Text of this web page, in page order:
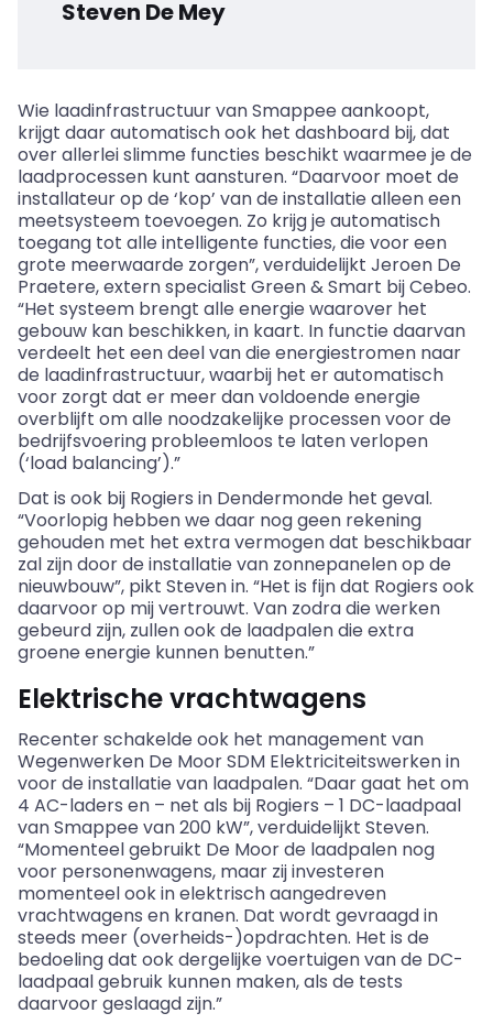
Steven De Mey
Wie laadinfrastructuur van Smappee aankoopt,
krijgt daar automatisch ook het dashboard bij, dat
over allerlei slimme functies beschikt waarmee je de
laadprocessen kunt aansturen. “Daarvoor moet de
installateur op de ‘kop’ van de installatie alleen een
meetsysteem toevoegen. Zo krijg je automatisch
toegang tot alle intelligente functies, die voor een
grote meerwaarde zorgen”, verduidelijkt Jeroen De
Praetere, extern specialist Green&Smart bij Cebeo.
“Het systeem brengt alle energie waarover het
gebouw kan beschikken, in kaart. In functie daarvan
verdeelt het een deel van die energiestromen naar
de laadinfrastructuur, waarbij het er automatisch
voor zorgt dat er meer dan voldoende energie
overblijft om alle noodzakelijke processen voor de
bedrijfsvoering probleemloos te laten verlopen
(‘load balancing’).”
Dat is ook bij Rogiers in Dendermonde het geval.
“Voorlopig hebben we daar nog geen rekening
gehouden met het extra vermogen dat beschikbaar
zal zijn door de installatie van zonnepanelen op de
nieuwbouw”, pikt Steven in. “Het is fijn dat Rogiers ook
daarvoor op mij vertrouwt. Van zodra die werken
gebeurd zijn, zullen ook de laadpalen die extra
groene energie kunnen benutten.”
Elektrische vrachtwagens
Recenter schakelde ook het management van
Wegenwerken De Moor SDM Elektriciteitswerken in
voor de installatie van laadpalen. “Daar gaat het om
4 AC-laders en – net als bij Rogiers – 1 DC-laadpaal
van Smappee van 200 kW”, verduidelijkt Steven.
“Momenteel gebruikt De Moor de laadpalen nog
voor personenwagens, maar zij investeren
momenteel ook in elektrisch aangedreven
vrachtwagens en kranen. Dat wordt gevraagd in
steeds meer (overheids-)opdrachten. Het is de
bedoeling dat ook dergelijke voertuigen van de DC-
laadpaal gebruik kunnen maken, als de tests
daarvoor geslaagd zijn.”